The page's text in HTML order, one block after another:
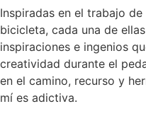
Inspiradas en el trabajo
bicicleta, cada una de
inspiraciones e ingenios
creatividad durante el
en el camino, recurso y
mí es adictiva.